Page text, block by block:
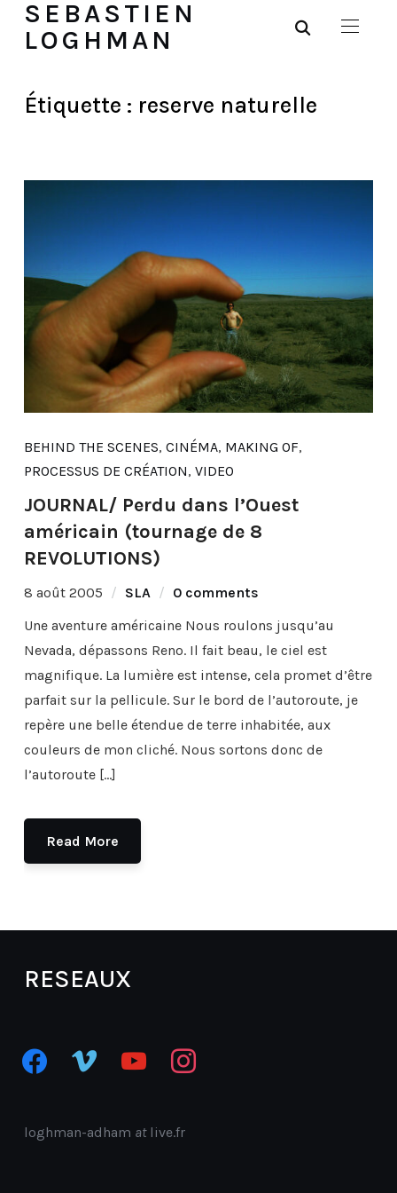
SEBASTIEN
LOGHMAN
Étiquette : reserve naturelle
BEHIND THE SCENES, CINÉMA, MAKING OF,
PROCESSUS DE CRÉATION, VIDEO
JOURNAL/ Perdu dans l’Ouest
américain (tournage de 8
REVOLUTIONS)
8 août 2005 SLA
0 comments
Une aventure américaine Nous roulons jusqu’au
Nevada, dépassons Reno. Il fait beau, le ciel est
magnifique. La lumière est intense, cela promet d’être
parfait sur la pellicule. Sur le bord de l’autoroute, je
repère une belle étendue de terre inhabitée, aux
couleurs de mon cliché. Nous sortons donc de
l’autoroute […]
Read More
RESEAUX
facebookvimeo youtube instagram
loghman-adham atlive.fr